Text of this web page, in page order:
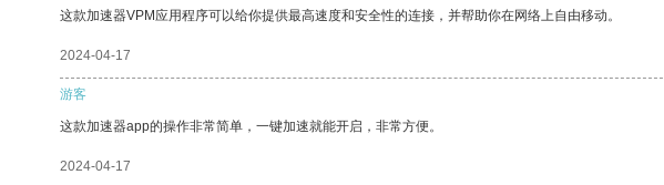
这款加速器VPM应用程序可以给你提供最高速度和安全性的连接，并帮助你在网络上自由移动。
2024-04-17
游客
这款加速器app的操作非常简单，一键加速就能开启，非常方便。
2024-04-17